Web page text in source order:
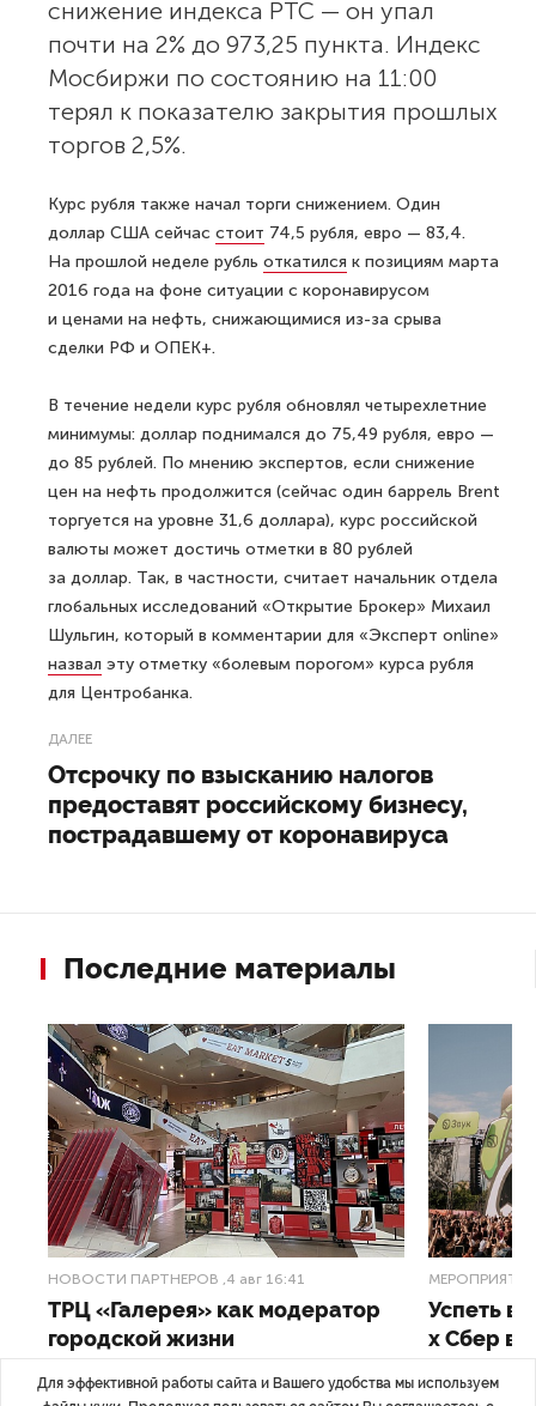
снижение индекса РТС — он упал
почти на 2% до 973,25 пункта. Индекс
Мосбиржи по состоянию на 11:00
терял к показателю закрытия прошлых
торгов 2,5%.
Курс рубля также начал торги снижением. Один
доллар США сейчас стоит 74,5 рубля, евро — 83,4.
На прошлой неделе рубль откатился к позициям марта
2016 года на фоне ситуации с коронавирусом
и ценами на нефть, снижающимися из-за срыва
сделки РФ и ОПЕК+.
В течение недели курс рубля обновлял четырехлетние
минимумы: доллар поднимался до 75,49 рубля, евро —
до 85 рублей. По мнению экспертов, если снижение
цен на нефть продолжится (сейчас один баррель Brent
торгуется на уровне 31,6 доллара), курс российской
валюты может достичь отметки в 80 рублей
за доллар. Так, в частности, считает начальник отдела
глобальных исследований «Открытие Брокер» Михаил
Шульгин, который в комментарии для «Эксперт online»
назвал эту отметку «болевым порогом» курса рубля
для Центробанка.
ДАЛЕЕ
Отсрочку по взысканию налогов
предоставят российскому бизнесу,
пострадавшему от коронавируса
Последние материалы
НОВОСТИ ПАРТНЕРОВ ,4 авг 16:41
ТРЦ «Галерея» как модератор
городской жизни
Трансформация торговых центров в условиях
МЕРОПРИЯТИЯ
Успеть
x Сбер в
Полный гид по
Для эффективной работы сайта и Вашего удобства мы используем